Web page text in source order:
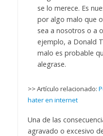
se lo merece. Es
por algo malo que
sea a nosotros o a
ejemplo, a Donald
malo es probable
alegrase.
>> Artículo relacionado:
hater en internet
Una de las
agravado o excesivo